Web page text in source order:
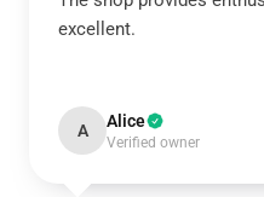
excellent.
A Alice
Verified owner